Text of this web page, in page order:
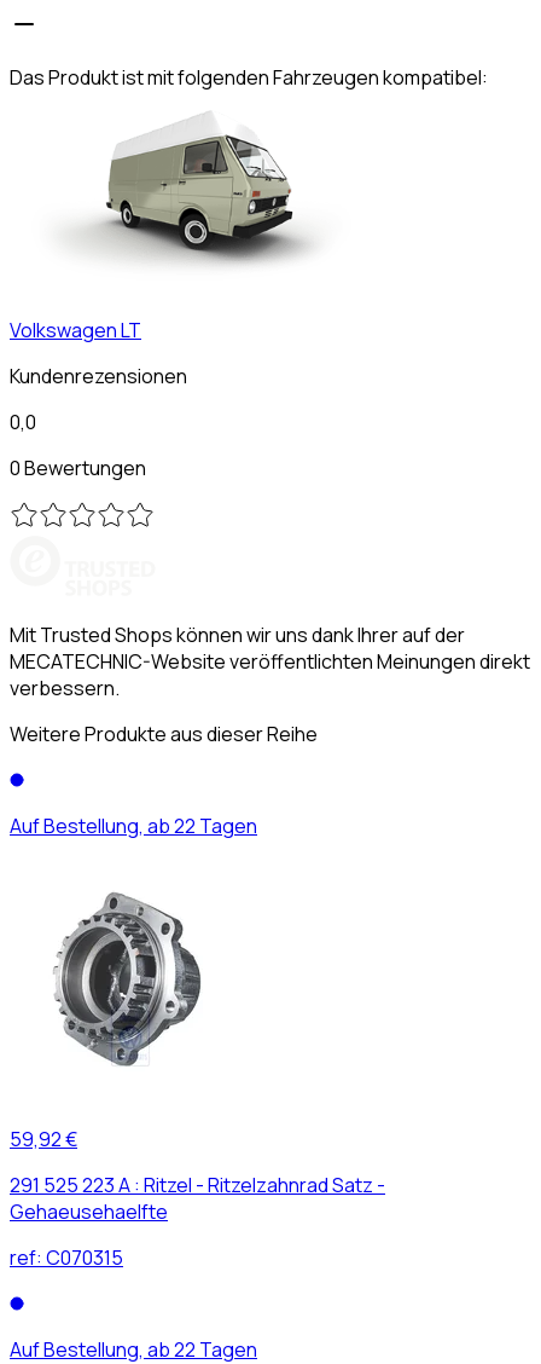
Das Produkt ist mit folgenden Fahrzeugen kompatibel:
VolkswagenLT
Kundenrezensionen
0,0
0 Bewertungen
Mit Trusted Shops können wir uns dank Ihrer auf der
MECATECHNIC-Website veröffentlichten Meinungen direkt
verbessern.
Weitere Produkte aus dieser Reihe
Auf Bestellung, ab 22 Tagen
59,92 €
291 525 223 A : Ritzel - Ritzelzahnrad Satz -
Gehaeusehaelfte
ref: C070315
Auf Bestellung, ab 22 Tagen